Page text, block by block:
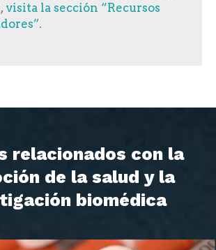
visita la sección “Recursos
.
relacionados con la
de la salud y la
biomédica